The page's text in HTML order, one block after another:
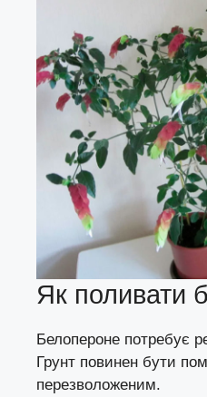
Як поливати
Белопероне потребує
Грунт повинен бути
перезволоженим.